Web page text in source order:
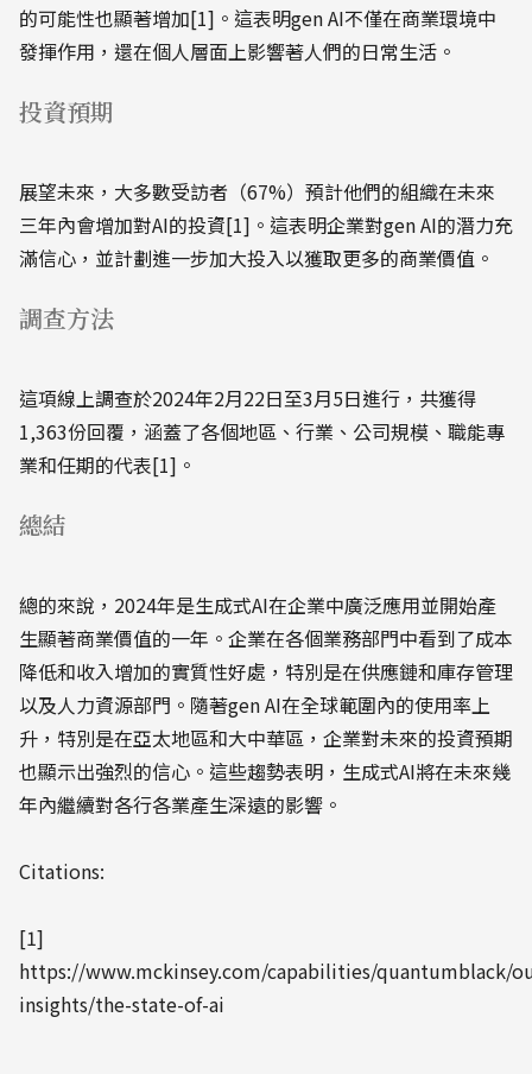
的可能性也顯著增加[1]。這表明gen AI不僅在商業環境中
發揮作用，還在個人層面上影響著人們的日常生活。
投資預期
展望未來，大多數受訪者（67%）預計他們的組織在未來
三年內會增加對AI的投資[1]。這表明企業對gen AI的潛力充
滿信心，並計劃進一步加大投入以獲取更多的商業價值。
調查方法
這項線上調查於2024年2月22日至3月5日進行，共獲得
1,363份回覆，涵蓋了各個地區、行業、公司規模、職能專
業和任期的代表[1]。
總結
總的來說，2024年是生成式AI在企業中廣泛應用並開始產
生顯著商業價值的一年。企業在各個業務部門中看到了成本
降低和收入增加的實質性好處，特別是在供應鏈和庫存管理
以及人力資源部門。隨著gen AI在全球範圍內的使用率上
升，特別是在亞太地區和大中華區，企業對未來的投資預期
也顯示出強烈的信心。這些趨勢表明，生成式AI將在未來幾
年內繼續對各行各業產生深遠的影響。
Citations:
[1]
https://www.mckinsey.com/capabilities/quantumblack/
insights/the-state-of-ai